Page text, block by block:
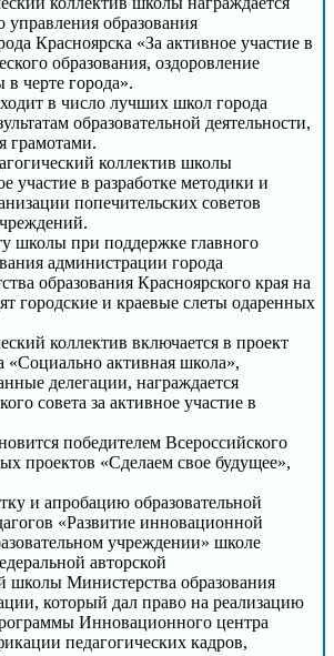
управления образования
Красноярска «За активное участие в
образования, оздоровление
черте города».
в число лучших школ города
образовательной деятельности,
грамотами.
коллектив школы
участие в разработке методики и
попечительских советов
школы при поддержке главного
администрации города
образования Красноярского края на
городские и краевые слеты одаренных
коллектив включается в проект
«Социально активная школа»,
делегации, награждается
совета за активное участие в
победителем Всероссийского
проектов «Сделаем свое будущее»,
и апробацию образовательной
«Развитие инновационной
учреждении» школе
авторской
школы Министерства образования
который дал право на реализацию
Инновационного центра
педагогических кадров,